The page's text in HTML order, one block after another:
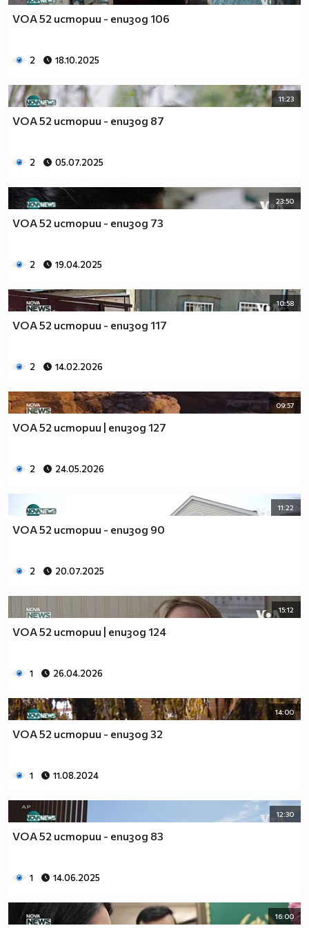
VOA 52 истории - епизод 106
2 18.10.2025
11:23
VOA 52 истории - епизод 87
2 05.07.2025
23:50
VOA 52 истории - епизод 73
2 19.04.2025
10:58
VOA 52 истории - епизод 117
2 14.02.2026
09:57
VOA 52 истории | епизод 127
2 24.05.2026
11:22
VOA 52 истории - епизод 90
2 20.07.2025
15:12
VOA 52 истории | епизод 124
1 26.04.2026
14:00
VOA 52 истории - епизод 32
1 11.08.2024
12:30
VOA 52 истории - епизод 83
1 14.06.2025
16:00